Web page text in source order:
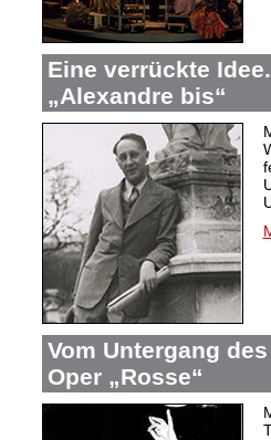
Eine verrückte
„Alexandre bis“
Vom Untergang
Oper „Rosse“